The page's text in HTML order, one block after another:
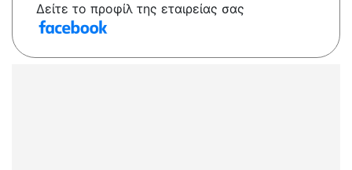
Δείτε το προφίλ της εταιρείας σας